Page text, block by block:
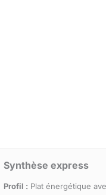
Synthèse express
Profil : Plat énergétique